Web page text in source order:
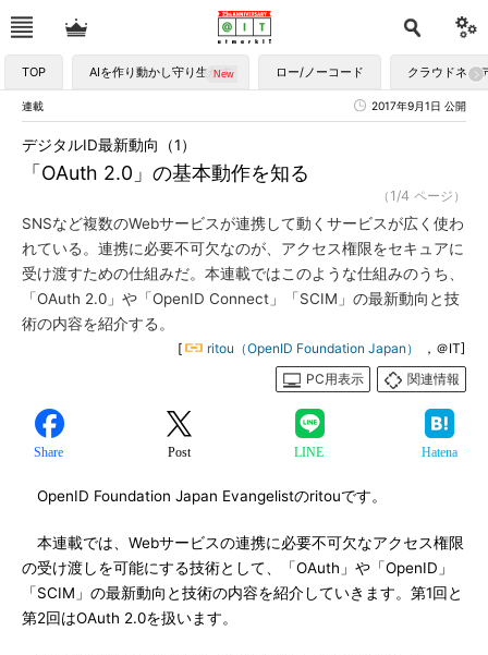
TOP AIを作り動かし守り生かす ロー/ノーコード クラウドネイ
連載 2017年9月1日 公開
「OAuth 2.0」の基本動作を知る
デジタルID最新動向（1）
（1/4 ページ）
SNSなど複数のWebサービスが連携して動くサービスが広く使わ
れている。連携に必要不可欠なのが、アクセス権限をセキュアに
受け渡すための仕組みだ。本連載ではこのような仕組みのうち、
「OAuth 2.0」や「OpenID Connect」「SCIM」の最新動向と技
術の内容を紹介する。
[ ritou（OpenID Foundation Japan）
，＠IT]
PC用表示
関連情報
Share Post LINE Hatena
OpenID Foundation Japan Evangelistのritouです。
本連載では、Webサービスの連携に必要不可欠なアクセス権限
の受け渡しを可能にする技術として、「OAuth」や「OpenID」
「SCIM」の最新動向と技術の内容を紹介していきます。第1回と
第2回はOAuth 2.0を扱います。